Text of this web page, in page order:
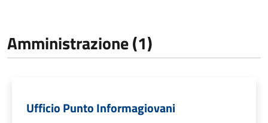
Amministrazione (1)
Ufficio Punto Informagiovani